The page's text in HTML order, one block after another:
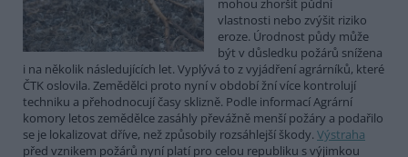
vlastnosti nebo zvýšit riziko
eroze. Úrodnost půdy může
být v důsledku požárů snížena
i na několik následujících let. Vyplývá to z vyjádření agrárníků, které
ČTK oslovila. Zemědělci proto nyní v období žní více kontrolují
techniku a přehodnocují časy sklizně. Podle informací Agrární
komory letos zemědělce zasáhly převážně menší požáry a podařilo
se je lokalizovat dříve, než způsobily rozsáhlejší škody. Výstraha
před vznikem požárů nyní platí pro celou republiku s výjimkou